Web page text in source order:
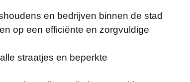
en bedrijven binnen de stad
op een efficiënte en zorgvuldige
straatjes en beperkte